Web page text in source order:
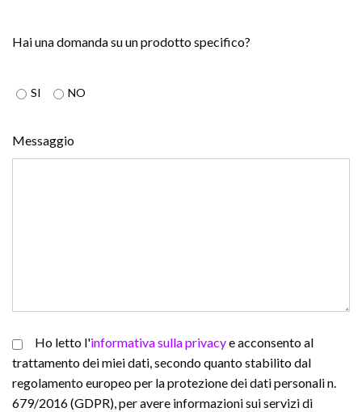
Hai una domanda su un prodotto specifico?
SI NO
Messaggio
Ho letto l'informativa sulla privacye acconsento al
trattamento dei miei dati, secondo quanto stabilito dal
regolamento europeo per la protezione dei dati personali n.
679/2016 (GDPR), per avere informazioni sui servizi di